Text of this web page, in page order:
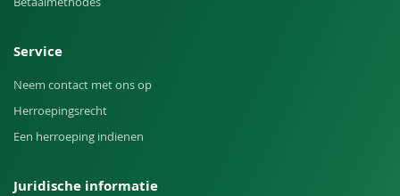
Service
Neem contact met ons op
Herroepingsrecht
Een herroeping indienen
Juridische informatie